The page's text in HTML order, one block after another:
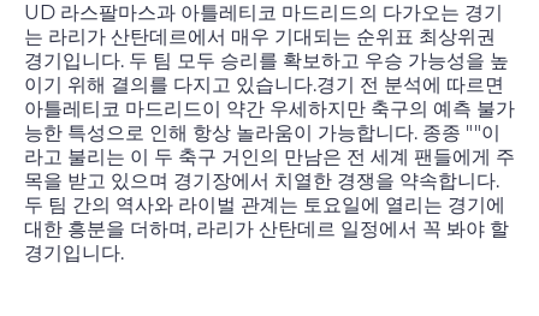
UD 라스팔마스과 아틀레티코 마드리드의 다가오는 경기
는 라리가 산탄데르에서 매우 기대되는 순위표 최상위권
경기입니다. 두 팀 모두 승리를 확보하고 우승 가능성을 높
이기 위해 결의를 다지고 있습니다.경기 전 분석에 따르면
아틀레티코 마드리드이 약간 우세하지만 축구의 예측 불가
능한 특성으로 인해 항상 놀라움이 가능합니다. 종종 ""이
라고 불리는 이 두 축구 거인의 만남은 전 세계 팬들에게 주
목을 받고 있으며 경기장에서 치열한 경쟁을 약속합니다.
두 팀 간의 역사와 라이벌 관계는 토요일에 열리는 경기에
대한 흥분을 더하며, 라리가 산탄데르 일정에서 꼭 봐야 할
경기입니다.